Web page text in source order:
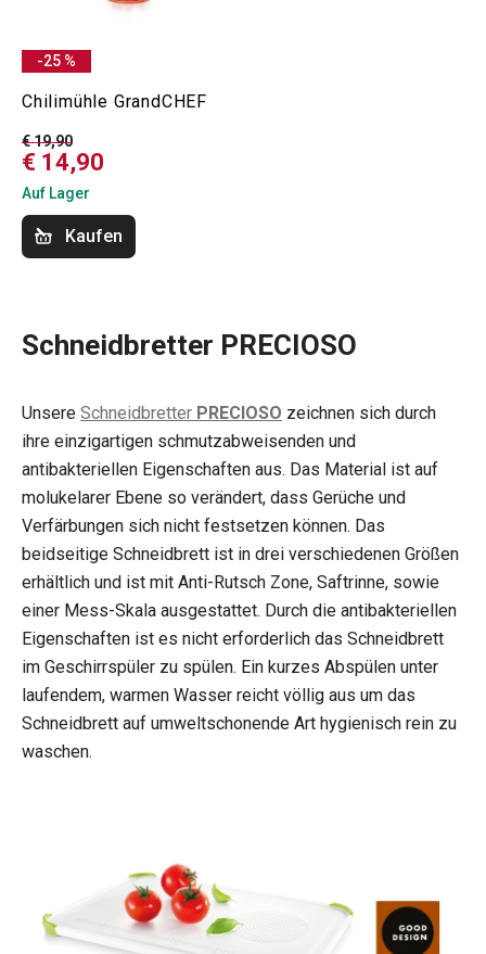
-25 %
Chilimühle GrandCHEF
€ 19,90
€ 14,90
Auf Lager
Kaufen
Schneidbretter PRECIOSO
Unsere Schneidbretter PRECIOSO zeichnen sich durch
ihre einzigartigen schmutzabweisenden und
antibakteriellen Eigenschaften aus. Das Material ist auf
molukelarer Ebene so verändert, dass Gerüche und
Verfärbungen sich nicht festsetzen können. Das
beidseitige Schneidbrett ist in drei verschiedenen Größen
erhältlich und ist mit Anti-Rutsch Zone, Saftrinne, sowie
einer Mess-Skala ausgestattet. Durch die antibakteriellen
Eigenschaften ist es nicht erforderlich das Schneidbrett
im Geschirrspüler zu spülen. Ein kurzes Abspülen unter
laufendem, warmen Wasser reicht völlig aus um das
Schneidbrett auf umweltschonende Art hygienisch rein zu
waschen.